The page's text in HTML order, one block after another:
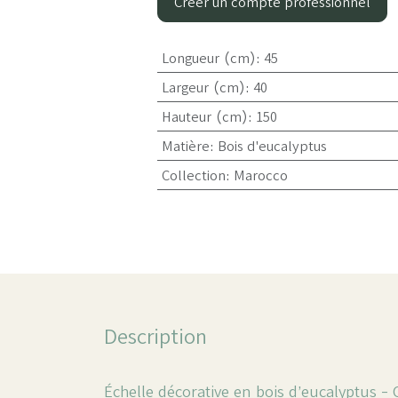
Longueur (cm): 45
Largeur (cm): 40
Hauteur (cm): 150
Matière: Bois d'eucalyptus
Collection: Marocco
Description
Échelle décorative en bois d’eucalyptus -